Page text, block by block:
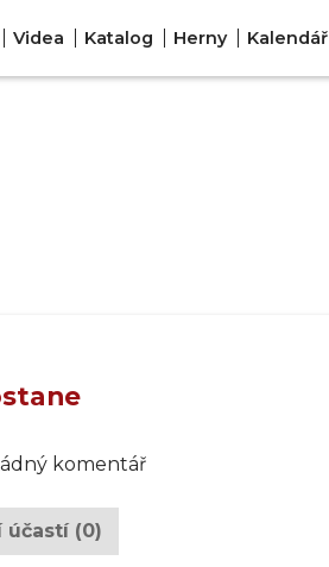
Videa Katalog Herny Kalendář
komentář
účastí (0)